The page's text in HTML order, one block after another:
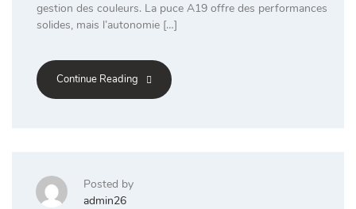
gestion des couleurs. La puce A19 offre des performances
solides, mais l’autonomie […]
Continue Reading
Posted by
admin26